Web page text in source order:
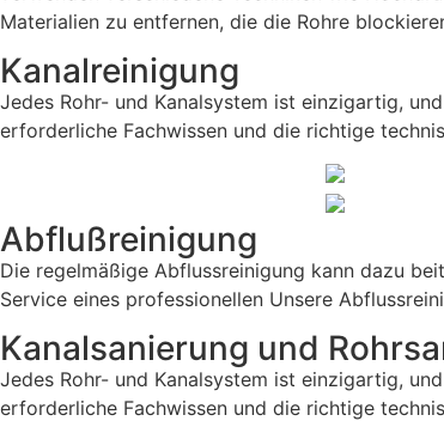
Materialien zu entfernen, die die Rohre
Kanalreinigung
Jedes Rohr- und Kanalsystem ist einzigartig,
erforderliche Fachwissen und die richtige
Abflußreinigung
Die regelmäßige Abflussreinigung kann dazu
Service eines professionellen Unsere
Kanalsanierung und
Jedes Rohr- und Kanalsystem ist einzigartig,
erforderliche Fachwissen und die richtige